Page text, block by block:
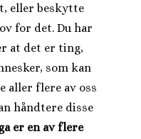
eller beskytte
for det. Du har
at det er ting,
som kan
aller flere av oss
håndtere disse
er en av flere